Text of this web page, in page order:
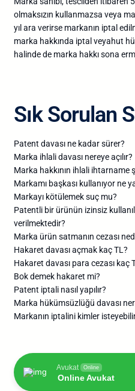
olmaksızın kullanmazsa veya
yıl ara verirse markanın iptal
marka hakkında iptal veyahut
halinde de marka hakkı sona
Sık Sorulan
Patent davası ne kadar sürer?
Marka ihlali davası nereye açılır?
Marka hakkının ihlali ihtarname
Markamı başkası kullanıyor ne
Markayı kötülemek suç mu?
Patentli bir ürünün izinsiz
verilmektedir?
Marka ürün satmanın cezası
Hakaret davası açmak kaç TL?
Hakaret davası para cezası kaç
Bok demek hakaret mi?
Patent iptali nasıl yapılır?
Marka hükümsüzlüğü davası
Markanın iptalini kimler
Avukat Online
Online Avukat